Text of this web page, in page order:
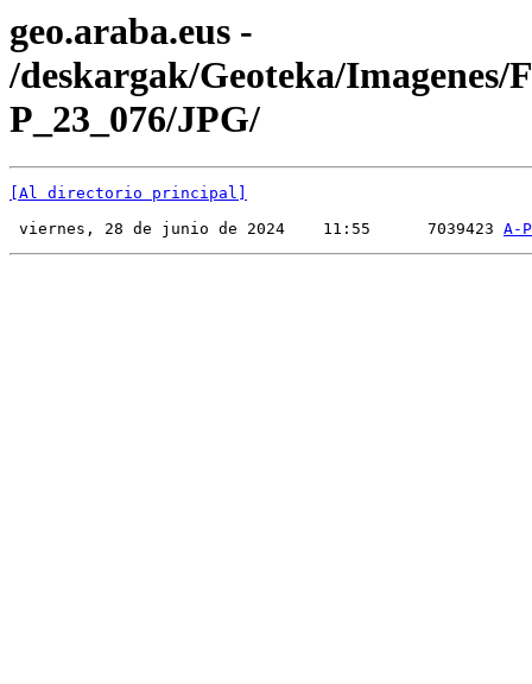
geo.araba.eus -
/deskargak/Geoteka/Imagenes/
P_23_076/JPG/
[Al directorio principal]
viernes, 28 de junio de 2024    11:55      7039423 A-